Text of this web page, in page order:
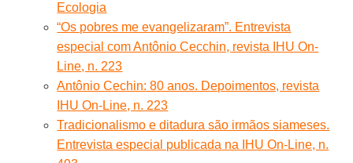
Ecologia
“Os pobres me evangelizaram”. Entrevista
especial com Antônio Cecchin, revista IHU On-
Line, n. 223
Antônio Cechin: 80 anos. Depoimentos, revista
IHU On-Line, n. 223
Tradicionalismo e ditadura são irmãos siameses.
Entrevista especial publicada na IHU On-Line, n.